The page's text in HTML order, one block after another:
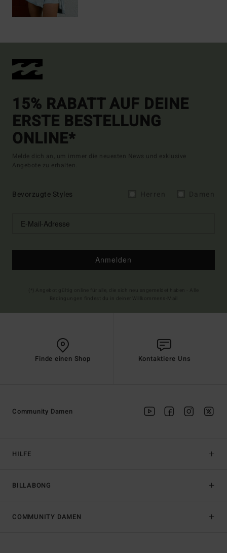
15% RABATT AUF DEINE
ERSTE BESTELLUNG
ONLINE*
Melde dich an, um immer die neuesten News und exklusive
Angebote zu erhalten.
Bevorzugte Styles
Anmelden
Finde einen Shop Kontaktiere Uns
HILFE
BILLABONG
Community Damen
COMMUNITY DAMEN